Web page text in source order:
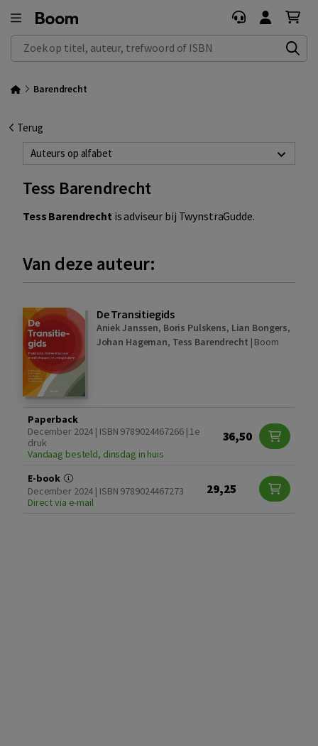
Zoek op titel, auteur, trefwoord of ISBN
Barendrecht
Terug
Auteurs op alfabet
Tess Barendrecht
Tess Barendrecht is adviseur bij TwynstraGudde.
Van deze auteur:
De Transitiegids
Aniek Janssen, Boris Pulskens, Lian Bongers,
Johan Hageman, Tess Barendrecht | Boom
Paperback
December 2024 | ISBN 9789024467266 | 1e
druk
Vandaag besteld, dinsdag in huis
36,50
E-book
December 2024 | ISBN 9789024467273
Direct via e-mail
29,25